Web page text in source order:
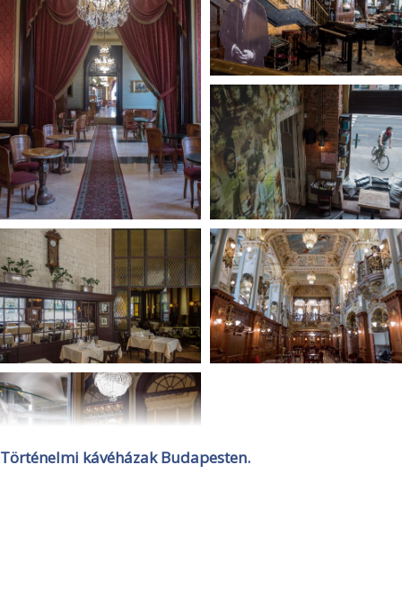
Történelmi kávéházak Budapesten.